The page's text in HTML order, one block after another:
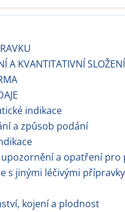
A KVANTITATIVNÍ SLOŽENÍ
indikace
a způsob podání
upozornění a opatření pro
s jinými léčivými
kojení a plodnost